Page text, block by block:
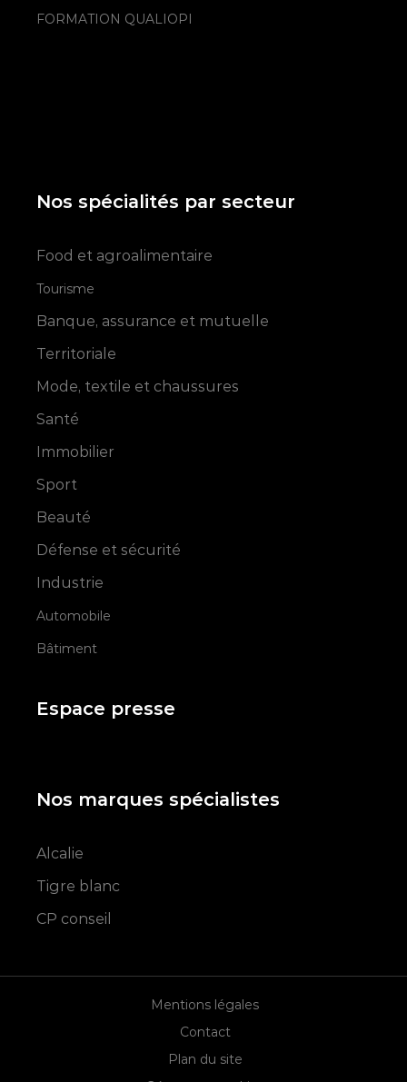
Nos spécialités par secteur
Food et agroalimentaire
Tourisme
Banque, assurance et mutuelle
Territoriale
Mode, textile et chaussures
Santé
Immobilier
Sport
Beauté
Défense et sécurité
Industrie
Automobile
Bâtiment
FORMATION QUALIOPI
Espace presse
Nos marques spécialistes
Alcalie
Tigre blanc
CP conseil
Mentions légales
Contact
Plan du site